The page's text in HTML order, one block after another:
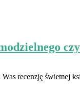
recenzję świetnej